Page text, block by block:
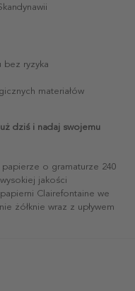
bez ryzyka
materiałów
dziś i nadaj swojemu
o gramaturze 240
jakości
Clairefontaine we
żółknie wraz z upływem